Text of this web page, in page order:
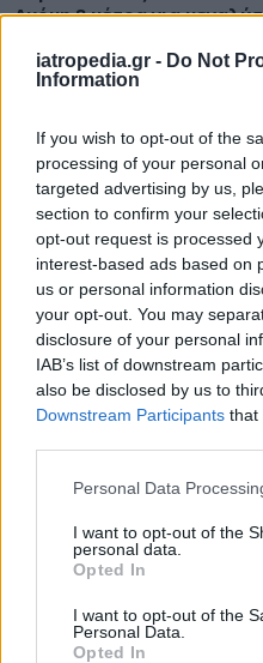
iatropedia.gr - Do Not
Information
If you wish to opt-out of the
processing of your personal
targeted advertising by us,
section to confirm your
opt-out request is processed
interest-based ads based on
us or personal information
your opt-out. You may
disclosure of your personal
IAB’s list of downstream
also be disclosed by us to
Downstream Participants that
Personal Data
I want to opt-out of the
personal data.
Opted In
I want to opt-out of the
Personal Data.
Opted In
Ακόμη 8 μέτρα για
ΕΙΔΗΣΕΙΣ 07
Γιατροί προσπαθούν να
ώρα του σεισμού στο
βίντεο από την Ιαπωνία
ΔΙΑΤΡΟΦΗ 07
Διατροφολόγοι: Γιατί να
ίντερνετ – «Η